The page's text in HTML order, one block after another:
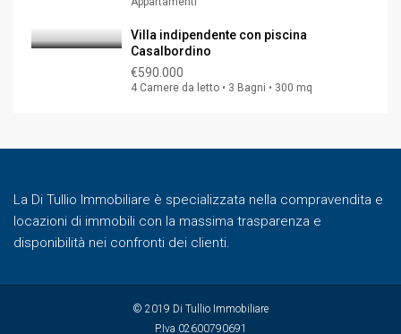
Villa indipendente con piscina
Casalbordino
€590.000
4 Camere da letto • 3 Bagni • 300 mq
La Di Tullio Immobiliare è specializzata nella compravendita e
locazioni di immobili con la massima trasparenza e
disponibilità nei confronti dei clienti.
© 2019 Di Tullio Immobiliare
P.Iva 02600790691